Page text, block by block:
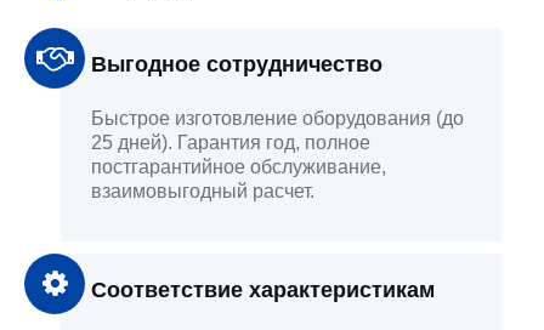
Выгодное сотрудничество
Быстрое изготовление оборудования (до
25 дней). Гарантия год, полное
постгарантийное обслуживание,
взаимовыгодный расчет.
Соответствие характеристикам